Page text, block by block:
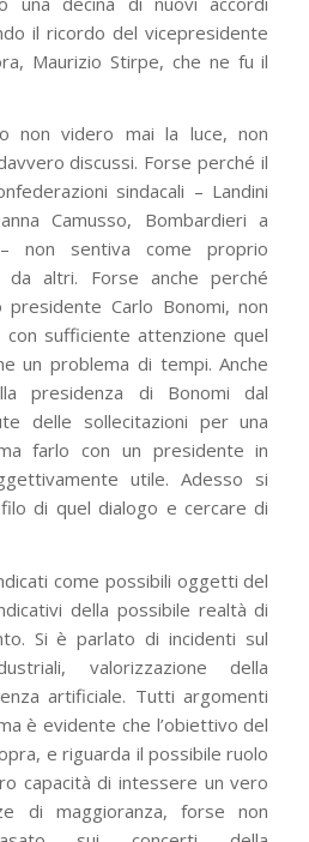
il ricordo del vicepresidente
Maurizio Stirpe, che ne fu il
non videro mai la luce, non
discussi. Forse perché il
sindacali – Landini
Camusso, Bombardieri a
– non sentiva come proprio
da altri. Forse anche perché
Carlo Bonomi, non
sufficiente attenzione quel
un problema di tempi. Anche
presidenza di Bonomi dal
delle sollecitazioni per una
farlo con un presidente in
utile. Adesso si
di quel dialogo e cercare di
come possibili oggetti del
della possibile realtà di
Si è parlato di incidenti sul
valorizzazione della
artificiale. Tutti argomenti
è evidente che l’obiettivo del
e riguarda il possibile ruolo
capacità di intessere un vero
di maggioranza, forse non